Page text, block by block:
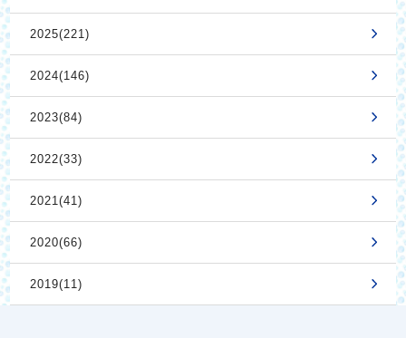
2025(221)
2024(146)
2023(84)
2022(33)
2021(41)
2020(66)
2019(11)